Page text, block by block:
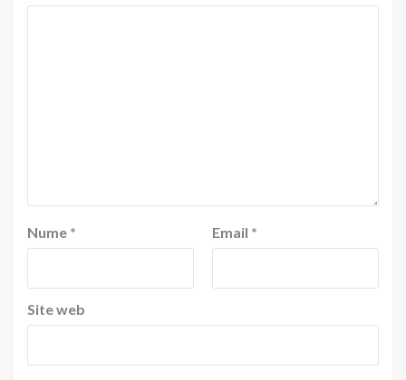
Nume * Email *
Site web